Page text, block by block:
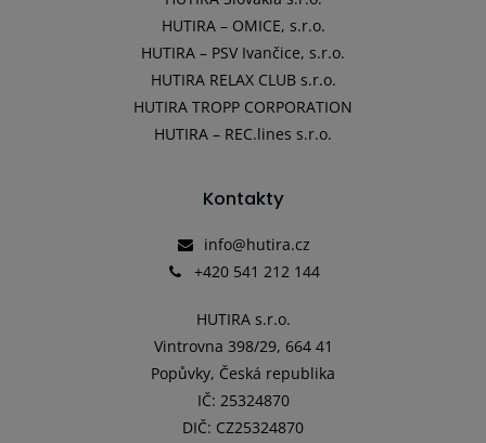
HUTIRA – OMICE, s.r.o.
HUTIRA – PSV Ivančice, s.r.o.
HUTIRA RELAX CLUB s.r.o.
HUTIRA TROPP CORPORATION
HUTIRA – REC.lines s.r.o.
Kontakty
info@hutira.cz
+420 541 212 144
HUTIRA s.r.o.
Vintrovna 398/29, 664 41
Popůvky, Česká republika
IČ: 25324870
DIČ: CZ25324870